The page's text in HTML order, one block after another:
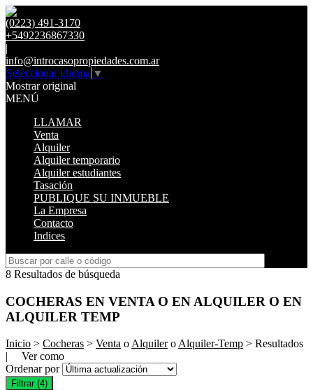
(0223) 491-3170
+5492236867330
|
info@introcasopropiedades.com.ar
Seleccionar idioma ▼
Mostrar original
MENÚ
LLAMAR
Venta
Alquiler
Alquiler temporario
Alquiler estudiantes
Tasación
PUBLIQUE SU INMUEBLE
La Empresa
Contacto
Indices
8 Resultados de búsqueda
COCHERAS EN VENTA O EN ALQUILER O EN
ALQUILER TEMP
Inicio > Cocheras > Venta oAlquileroAlquiler-Temp > Resultados
| Ver como
Ordenar por
Filtrar (4)